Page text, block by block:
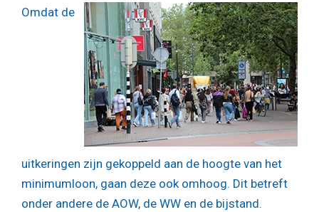
Omdat de
uitkeringen zijn gekoppeld aan de hoogte van het
minimumloon, gaan deze ook omhoog. Dit betreft
onder andere de AOW, de WW en de bijstand.